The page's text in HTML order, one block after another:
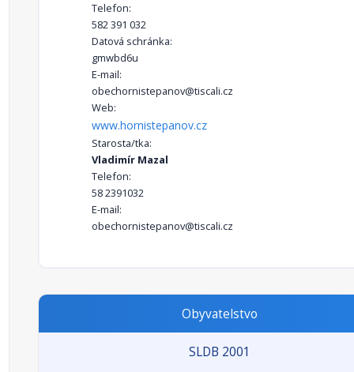
Telefon:
582 391 032
Datová schránka:
gmwbd6u
E-mail:
obechornistepanov@tiscali.cz
Web:
www.hornistepanov.cz
Starosta/tka:
Vladimír Mazal
Telefon:
58 2391032
E-mail:
obechornistepanov@tiscali.cz
Obyvatelstvo
SLDB 2001